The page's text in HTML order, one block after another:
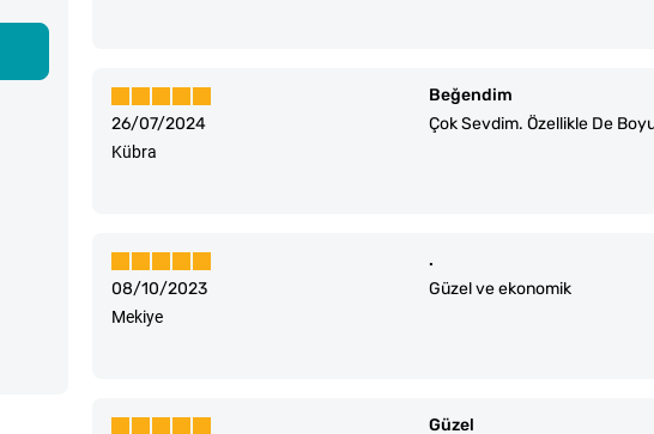
26/07/2024
Beğendim
Çok Sevdim. Özellikle De
Kübra
08/10/2023
.
Güzel ve ekonomik
Mekiye
Güzel